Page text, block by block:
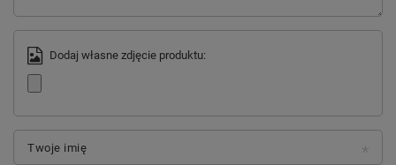
Dodaj własne zdjęcie produktu:
Twoje imię